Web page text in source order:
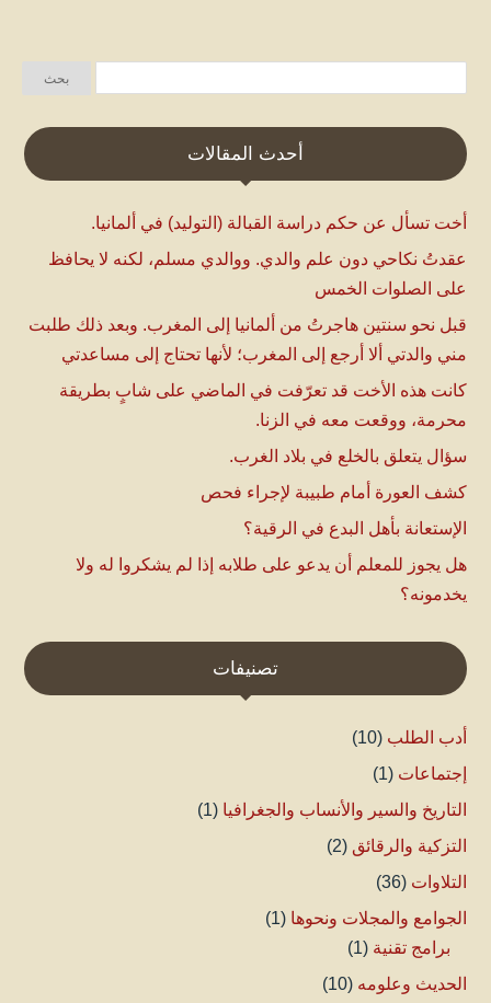
أحدث المقالات
أخت تسأل عن حكم دراسة القبالة (التوليد) في ألمانيا.
عقدتُ نكاحي دون علم والدي. ووالدي مسلم، لكنه لا يحافظ
على الصلوات الخمس
قبل نحو سنتين هاجرتُ من ألمانيا إلى المغرب. وبعد ذلك طلبت
مني والدتي ألا أرجع إلى المغرب؛ لأنها تحتاج إلى مساعدتي
كانت هذه الأخت قد تعرّفت في الماضي على شابٍ بطريقة
محرمة، ووقعت معه في الزنا.
سؤال يتعلق بالخلع في بلاد الغرب.
كشف العورة أمام طبيبة لإجراء فحص
الإستعانة بأهل البدع في الرقية؟
هل يجوز للمعلم أن يدعو على طلابه إذا لم يشكروا له ولا
يخدمونه؟
تصنيفات
أدب الطلب (10)
إجتماعات (1)
التاريخ والسير والأنساب والجغرافيا (1)
التزكية والرقائق (2)
التلاوات (36)
الجوامع والمجلات ونحوها (1)
برامج تقنية (1)
الحديث وعلومه (10)